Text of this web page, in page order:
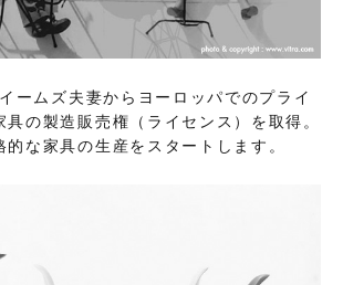
ームズ夫妻からヨーロッパでのプライ
具の製造販売権（ライセンス）を取得。
的な家具の生産をスタートします。